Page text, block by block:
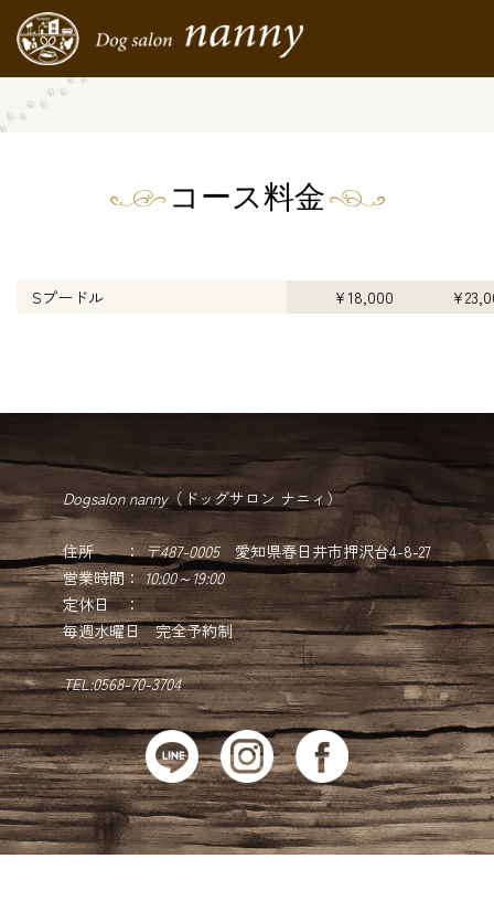
コース料金
Sプードル ¥18,000
Dogsalon nanny（ドッグサロン ナニィ）
住所 ：〒487-0005愛知県春日井市押沢台4-8-27
営業時間：10:00～19:00
定休日 ：
毎週水曜日 完全予約制
TEL:0568-70-3704